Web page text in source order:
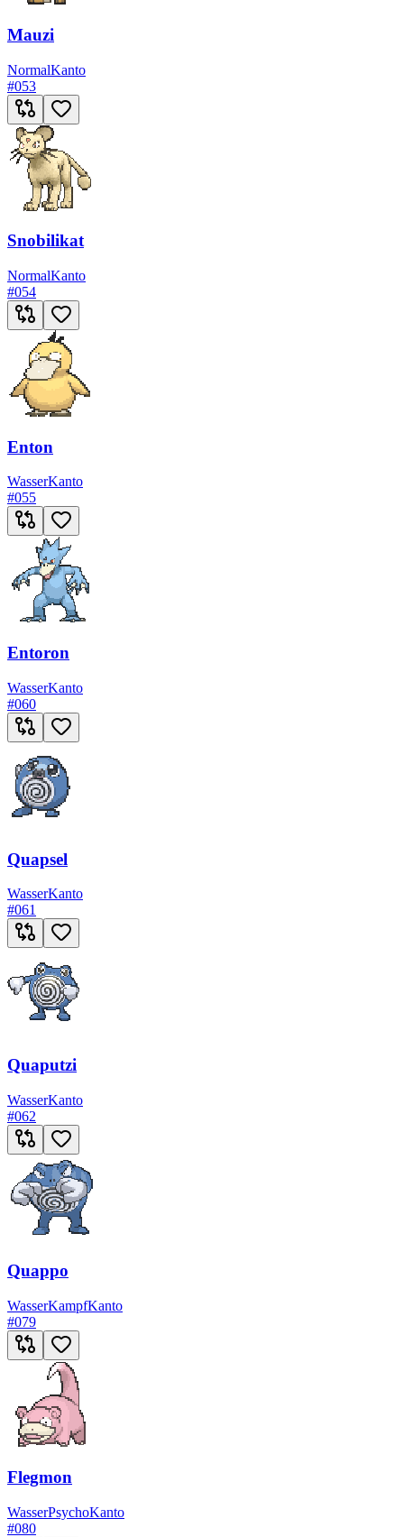
Mauzi
NormalKanto
#053
Snobilikat
NormalKanto
#054
Enton
WasserKanto
#055
Entoron
WasserKanto
#060
Quapsel
WasserKanto
#061
Quaputzi
WasserKanto
#062
Quappo
WasserKampfKanto
#079
Flegmon
WasserPsychoKanto
#080